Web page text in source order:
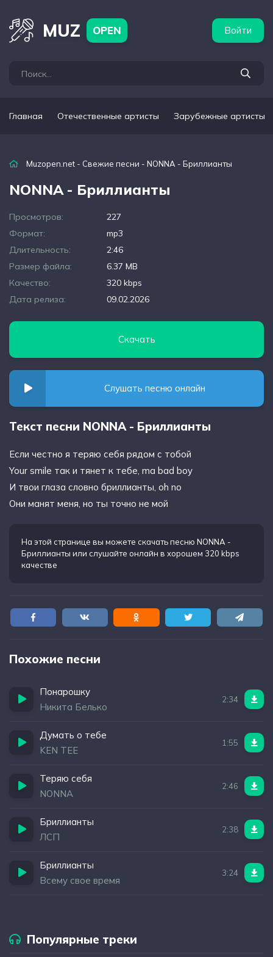
MUZ OPEN Войти
Главная Отечественные артисты Зарубежные артисты
Muzopen.net - Свежие песни - NONNA - Бриллианты
NONNA - Бриллианты
Просмотров:
227
Формат:
mp3
Длительность:
2:46
Размер файла:
6.37 MB
Качество:
320 kbps
Дата релиза:
09.02.2026
Скачать
Слушать песню онлайн
Текст песни NONNA - Бриллианты
Если честно я теряю себя рядом с тобой
Your smile так и тянет к тебе, ma bad boy
И твои глаза словно бриллианты, oh no
Они манят меня, но ты точно не мой
На этой странице вы можете скачать песню NONNA -
Бриллианты или слушайте онлайн в хорошем 320 kbps
качестве
Похожие песни
Понарошку
Никита Белько
2:34
Думать о тебе
KEN TEE
1:55
Теряю себя
NONNA
2:46
Бриллианты
ЛСП
2:38
Бриллианты
Всему свое время
3:24
Популярные треки
артисты Популярные подборки